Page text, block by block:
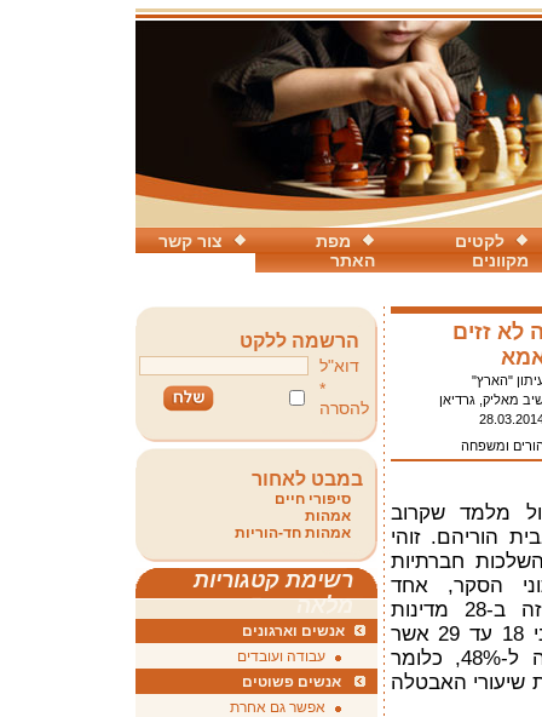
צור קשר
מפת
האתר
לקטים
מקוונים
לא זזים
"הארץ"
מאליק, גרדיאן
ומשפחה
מלמד שקרוב
הוריהם. זוהי
חברתיות
הסקר, אחד
המקיפים ביותר שנערך בתחום זה ב-28 מדינות
האיחוד האירופי, שיעור הצעירים בני 18 עד 29 אשר
עדיין מתגוררים בבית הוריהם עלה ל-48%, כלומר
שיעורי האבטלה
הרשמה ללקט
דוא"ל
*
להסרה
במבט לאחור
סיפורי חיים
אמהות
אמהות חד-הוריות
רשימת קטגוריות
מלאה
אנשים וארגונים
עבודה ועובדים
אנשים פשוטים
אפשר גם אחרת